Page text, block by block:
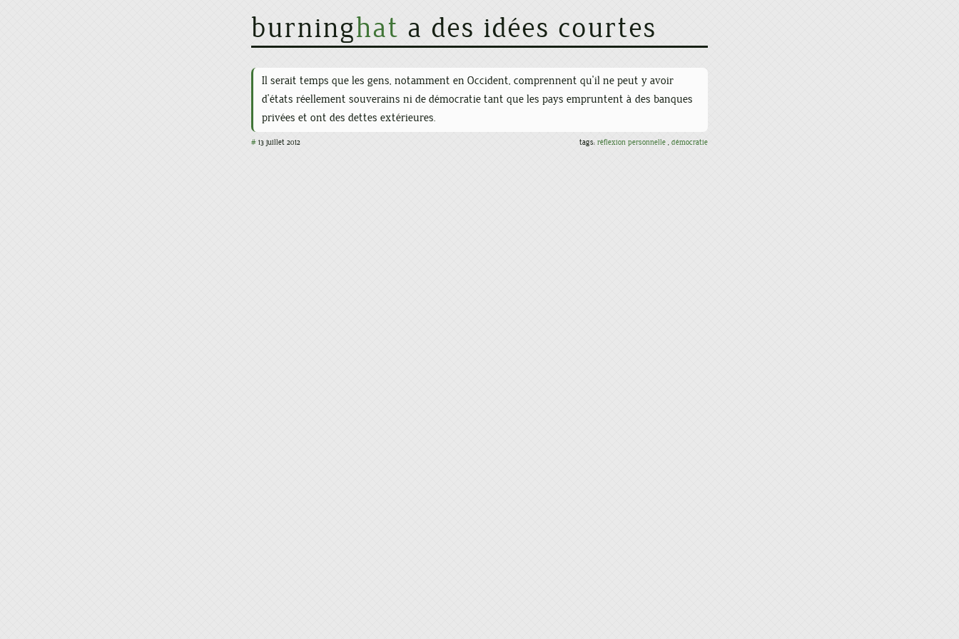
burninghat a des idées courtes
Il serait temps que les gens, notamment en Occident, comprennent qu'il ne peut y avoir
d'états réellement souverains ni de démocratie tant que les pays empruntent à des banques
privées et ont des dettes extérieures.
# 13 juillet 2012 tags: réflexion personnelle , démocratie